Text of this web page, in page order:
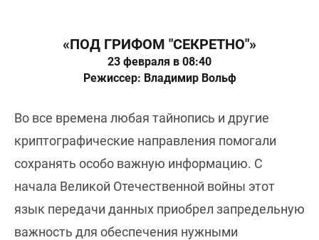
«ПОД ГРИФОМ "СЕКРЕТНО"»
23 февраля в 08:40
Режиссер: Владимир Вольф
Во все времена любая тайнопись и другие
криптографические направления помогали
сохранять особо важную информацию. С
начала Великой Отечественной войны этот
язык передачи данных приобрел запредельную
важность для обеспечения нужными